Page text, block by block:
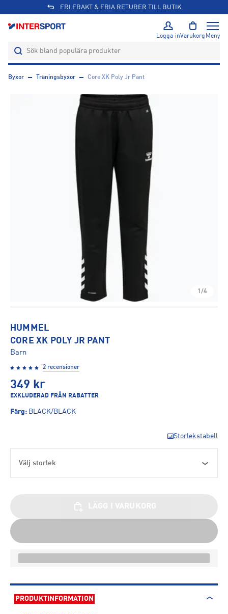
FRI FRAKT & FRIA RETURER TILL BUTIK
Logga inVarukorg Meny
Byxor Träningsbyxor Core XK Poly Jr Pant
1/4
HUMMEL
CORE XK POLY JR PANT
Barn
2 recensioner
349 kr
EXKLUDERAD FRÅN RABATTER
Färg: BLACK/BLACK
Storlekstabell
Välj storlek
PRODUKTINFORMATION